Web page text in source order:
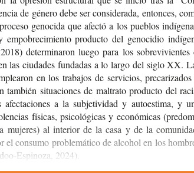
de géne­ro debe ser con­si­de­ra­da, enton­ces,
geno­ci­da que afec­tó a los pue­blos
pro­duc­to del geno­ci­dio
deter­mi­na­ron luego para los sobre­vi­vien­tes
las ciu­da­des fun­da­das a lo largo del siglo XX.
en los tra­ba­jos de ser­vi­cios,
tam­bién situa­cio­nes de mal­tra­to pro­duc­to del
afec­ta­cio­nes a la sub­je­ti­vi­dad y auto­es­ti­ma, y
físi­cas, psi­co­ló­gi­cas y eco­nó­mi­cas
muje­res) al inte­rior de la casa y de la
el con­su­mo pro­ble­má­ti­co de alcohol en los
​Espinoza, 2024).